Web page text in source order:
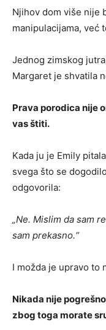
Njihov dom više nije
manipulacijama, već
Jednog zimskog
Margaret je shvatila
Prava porodica nije
vas štiti.
Kada ju je Emily
svega što se
odgovorila:
„Ne. Mislim da sam
sam prekasno.“
I možda je upravo to
Nikada nije
zbog toga morate